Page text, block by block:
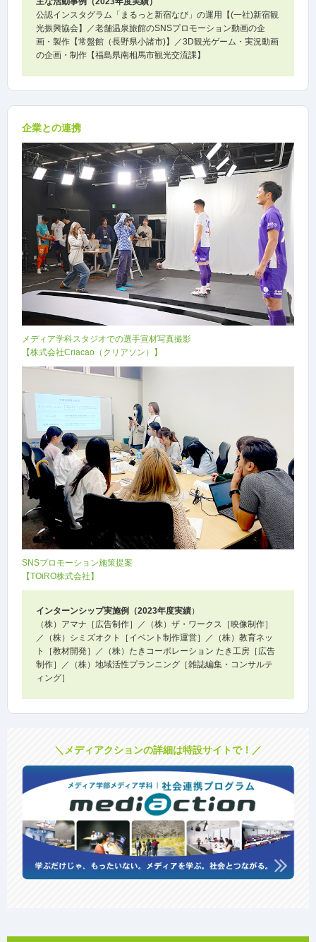
公認インスタグラム「まるっと新宿なび」の運用【(一社)新宿観
光振興協会】／老舗温泉旅館のSNSプロモーション動画の企
画・製作【常盤館（長野県小諸市)】／3D観光ゲーム・実況動画
の企画・制作【福島県南相馬市観光交流課】
企業との連携
メディア学科スタジオでの選手宣材写真撮影
【株式会社Criacao（クリアソン）】
SNSプロモーション施策提案
【TOiRO株式会社】
インターンシップ実施例（2023年度実績）
（株）アマナ［広告制作］／（株）ザ・ワークス［映像制作］
／（株）シミズオクト［イベント制作運営］／（株）教育ネッ
ト［教材開発］／（株）たきコーポレーション たき工房［広告
制作］／（株）地域活性プランニング［雑誌編集・コンサルテ
ィング］
＼メディアクションの詳細は特設サイトで！／